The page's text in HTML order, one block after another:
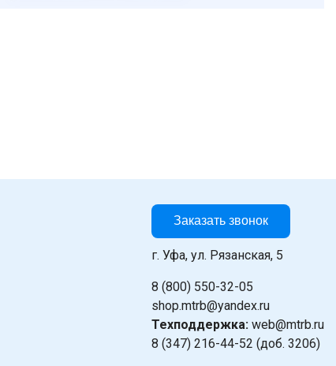
Заказать звонок
г. Уфа, ул. Рязанская, 5
8 (800) 550-32-05
shop.mtrb@yandex.ru
Техподдержка: web@mtrb.ru
8 (347) 216-44-52 (доб. 3206)